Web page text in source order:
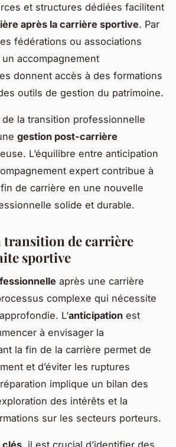
et structures dédiées facilitent
après la carrière sportive. Par
fédérations ou associations
accompagnement
donnent accès à des formations
outils de gestion du patrimoine.
la transition professionnelle
gestion post-carrière
L’équilibre entre anticipation
expert contribue à
de carrière en une nouvelle
solide et durable.
transition de carrière
sportive
après une carrière
complexe qui nécessite
L’anticipation est
à envisager la
la fin de la carrière permet de
et d’éviter les ruptures
implique un bilan des
des intérêts et la
sur les secteurs porteurs.